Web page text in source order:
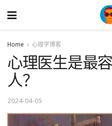
Home 心理学博客
心理医生是最
人？
2024-04-05